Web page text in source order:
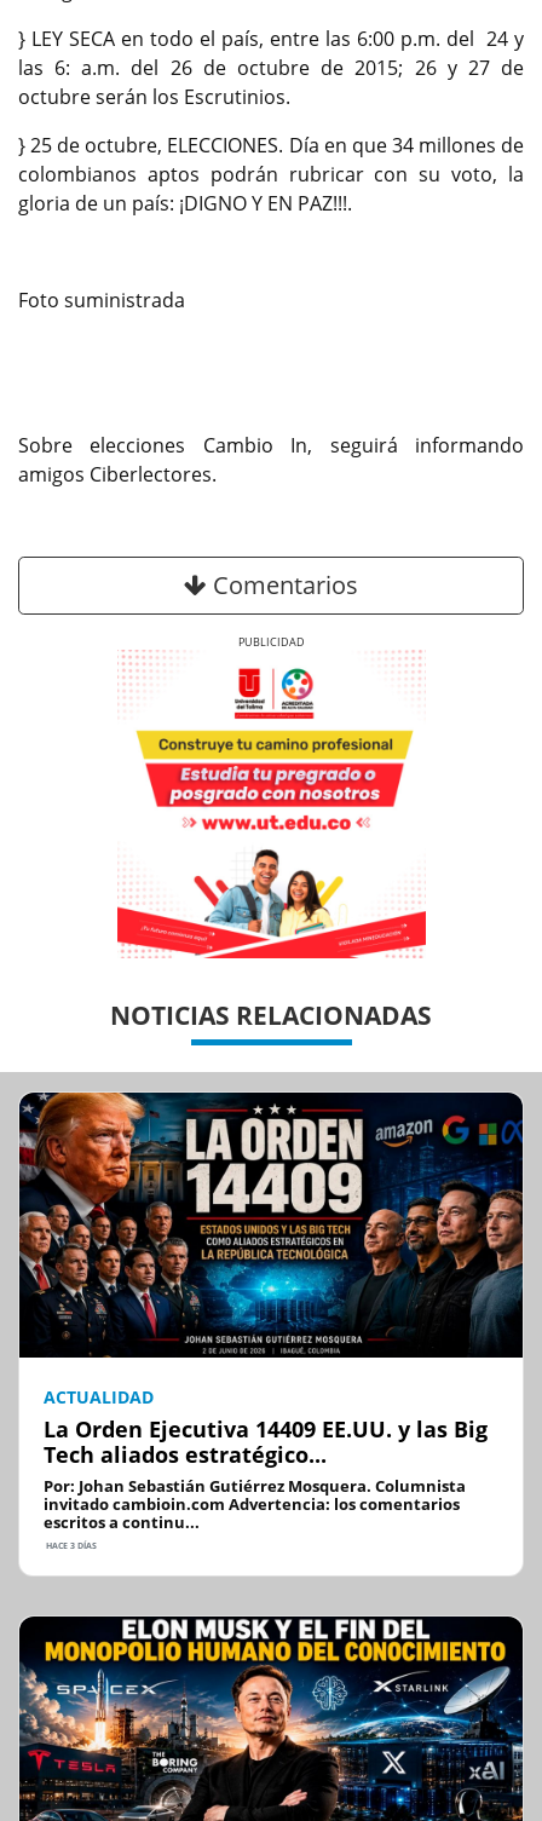
} LEY SECA en todo el país, entre las 6:00 p.m. del 24 y
las 6: a.m. del 26 de octubre de 2015; 26 y 27 de
octubre serán los Escrutinios.
} 25 de octubre, ELECCIONES. Día en que 34 millones de
colombianos aptos podrán rubricar con su voto, la
gloria de un país: ¡DIGNO Y EN PAZ!!!.
Foto suministrada
Sobre elecciones Cambio In, seguirá informando
amigos Ciberlectores.
Comentarios
NOTICIAS RELACIONADAS
ACTUALIDAD
La Orden Ejecutiva 14409 EE.UU. y las Big
Tech aliados estratégico...
Por: Johan Sebastián Gutiérrez Mosquera. Columnista
invitado cambioin.com Advertencia: los comentarios
escritos a continu...
HACE 3 DÍAS